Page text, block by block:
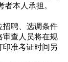
本人承担。
招聘、选调条件
审查人员将在规
印准考证时间另